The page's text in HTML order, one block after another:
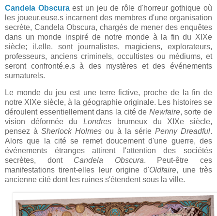
Candela Obscuraest un jeu de rôle d'horreur gothique où
les joueur.euse.s incarnent des membres d'une organisation
secrète, Candela Obscura, chargés de mener des enquêtes
dans un monde inspiré de notre monde à la fin du XIXe
siècle; il.elle. sont journalistes, magiciens, explorateurs,
professeurs, anciens criminels, occultistes ou médiums, et
seront confronté.e.s à des mystères et des événements
surnaturels.
Le monde du jeu est une terre fictive, proche de la fin de
notre XIXe siècle, à la géographie originale. Les histoires se
déroulent essentiellement dans la cité de Newfaire, sorte de
vision déformée duLondres brumeux du XIXe siècle,
pensez à Sherlock Holmes ou à la série Penny Dreadful.
Alors que la cité se remet doucement d'une guerre, des
événements étranges attirent l'attention des sociétés
secrètes, dont Candela Obscura. Peut-être ces
manifestations tirent-elles leur origine d'Oldfaire, une très
ancienne cité dont les ruines s'étendent sous la ville.